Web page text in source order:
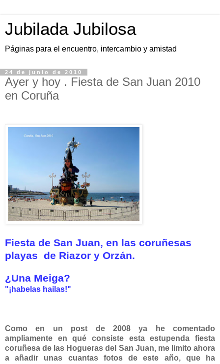
Jubilada Jubilosa
Páginas para el encuentro, intercambio y amistad
24 de junio de 2010
Ayer y hoy . Fiesta de San Juan 2010
en Coruña
Fiesta de San Juan, en las coruñesas
playas de Riazor y Orzán.
¿Una Meiga?
"¡habelas hailas!"
Como en un post de 2008 ya he comentado
ampliamente en qué consiste esta estupenda fiesta
coruñesa de las Hogueras del San Juan, me limito ahora
a añadir unas cuantas fotos de este año, que ha